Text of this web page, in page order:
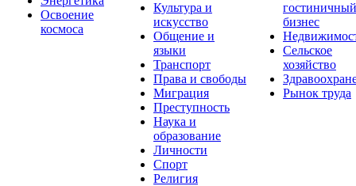
Освоение
космоса
Культура и
искусство
Общение и
языки
Транспорт
Права и свободы
Миграция
Преступность
Наука и
образование
Личности
Спорт
Религия
гостиничный
бизнес
Сельское
хозяйство
Рынок труда